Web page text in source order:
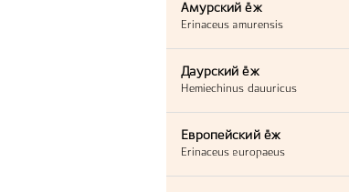
Амурский ёж
Erinaceus amurensis
Даурский ёж
Hemiechinus dauuricus
Европейский ёж
Erinaceus europaeus